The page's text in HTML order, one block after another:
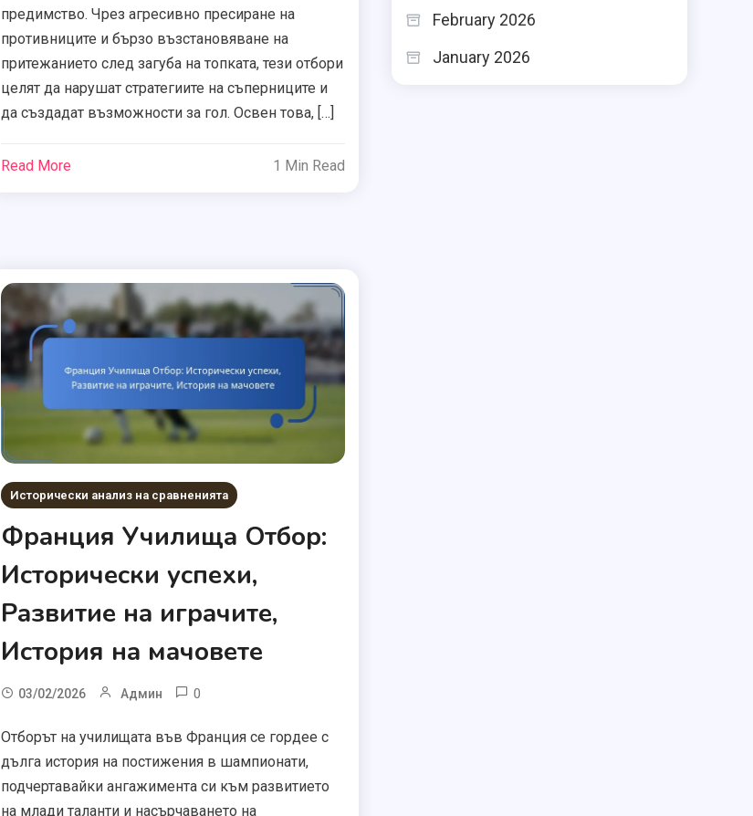
предимство. Чрез агресивно пресиране на
противниците и бързо възстановяване на
притежанието след загуба на топката, тези отбори
целят да нарушат стратегиите на съперниците и
да създадат възможности за гол. Освен това, […]
Read More 1 Min Read
Исторически анализ на сравненията
Франция Училища Отбор:
Исторически успехи,
Развитие на играчите,
История на мачовете
03/02/2026 Админ 0
Отборът на училищата във Франция се гордее с
дълга история на постижения в шампионати,
подчертавайки ангажимента си към развитието
на млади таланти и насърчаването на
February 2026
January 2026